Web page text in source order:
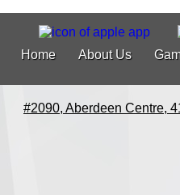
Home About Us
#2090, Aberdeen Centre,